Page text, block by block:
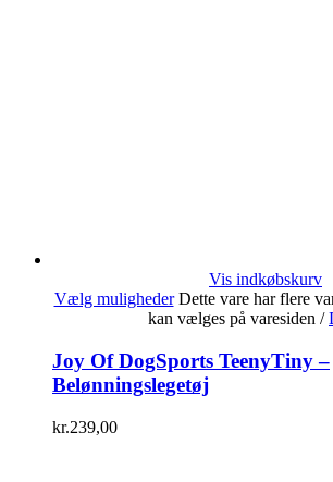
Vis indkøbskurv
Vælg muligheder Dette vare har flere
kan vælges på varesiden /
Joy Of DogSports TeenyTiny –
Belønningslegetøj
kr.239,00